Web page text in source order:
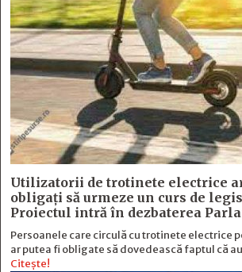
Utilizatorii de trotinete electrice
obligați să urmeze un curs de
Proiectul intră în dezbaterea
Persoanele care circulă cu trotinete electrice
ar putea fi obligate să dovedească faptul că
Citește!